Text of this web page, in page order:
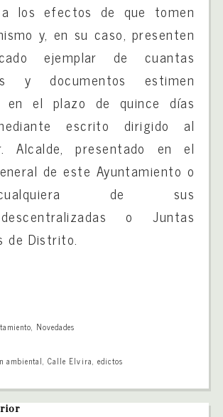
a los efectos de que tomen
y, en su caso, presenten
ejemplar de cuantas
y documentos estimen
en el plazo de quince días
escrito dirigido al
Alcalde, presentado en el
de este Ayuntamiento o
de sus
o Juntas
de Distrito.
, Novedades
ambiental,Calle Elvira, edictos